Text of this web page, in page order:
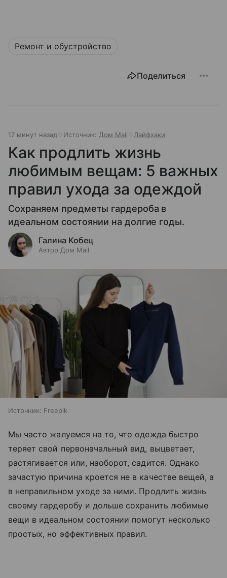
Ремонт и обустройство
Поделиться
17 минут назад Источник: Дом Mail Лайфхаки
Как продлить жизнь
любимым вещам: 5 важных
правил ухода за одеждой
Сохраняем предметы гардероба в
идеальном состоянии на долгие годы.
Галина Кобец
Автор Дом Mail
Источник: Freepik
Мы часто жалуемся на то, что одежда быстро
теряет свой первоначальный вид, выцветает,
растягивается или, наоборот, садится. Однако
зачастую причина кроется не в качестве вещей, а
в неправильном уходе за ними. Продлить жизнь
своему гардеробу и дольше сохранить любимые
вещи в идеальном состоянии помогут несколько
простых, но эффективных правил.